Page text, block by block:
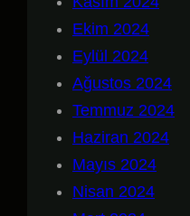
Ekim 2024
Eylül 2024
Ağustos 2024
Temmuz 2024
Haziran 2024
Mayıs 2024
Nisan 2024